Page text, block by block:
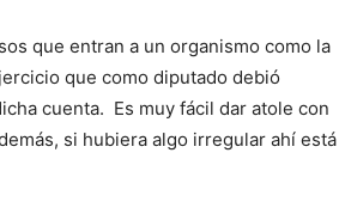
que entran a un organismo como la
que como diputado debió
cuenta. Es muy fácil dar atole con
si hubiera algo irregular ahí está